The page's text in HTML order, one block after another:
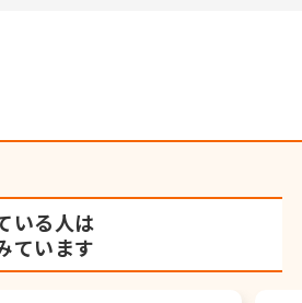
いる人は
ています